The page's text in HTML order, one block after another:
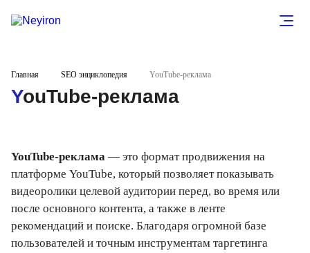
Главная SEO энциклопедия YouTube-реклама
YouTube-реклама
YouTube-реклама — это формат продвижения на
платформе YouTube, который позволяет показывать
видеоролики целевой аудитории перед, во время или
после основного контента, а также в ленте
рекомендаций и поиске. Благодаря огромной базе
пользователей и точным инструментам таргетинга